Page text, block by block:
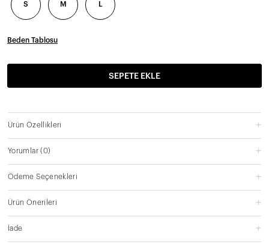
S M L
Beden Tablosu
SEPETE EKLE
Ürün Özellikleri
Yorumlar(0)
Ödeme Seçenekleri
Ürün Önerileri
İade